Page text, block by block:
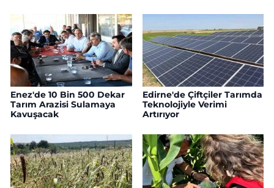
Enez'de 10 Bin 500 Dekar
Tarım Arazisi Sulamaya
Kavuşacak
Edirne'de Çiftçiler Tarımda
Teknolojiyle Verimi
Artırıyor